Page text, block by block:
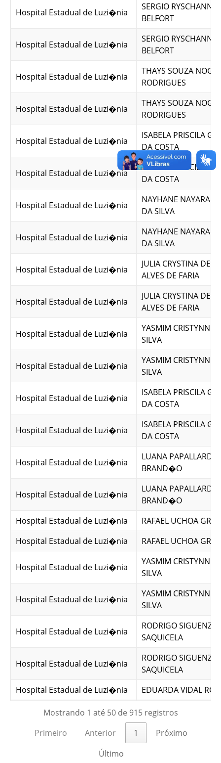
Hospital Estadual de Luzi�nia
SERGIO RYSCHANNK
BELFORT
Hospital Estadual de Luzi�nia
SERGIO RYSCHANNK
BELFORT
Hospital Estadual de Luzi�nia
THAYS SOUZA
RODRIGUES
Hospital Estadual de Luzi�nia
THAYS SOUZA
RODRIGUES
Hospital Estadual de Luzi�nia
ISABELA PRISCILA
DA COSTA
Hospital Estadual de Luzi�nia
ISABELA PRISCILA
DA COSTA
Hospital Estadual de Luzi�nia
NAYHANE NAYARA
DA SILVA
Hospital Estadual de Luzi�nia
NAYHANE NAYARA
DA SILVA
Hospital Estadual de Luzi�nia
JULIA CRYSTINA DE
ALVES DE FARIA
Hospital Estadual de Luzi�nia
JULIA CRYSTINA DE
ALVES DE FARIA
Hospital Estadual de Luzi�nia
YASMIM CRISTYNNE
SILVA
Hospital Estadual de Luzi�nia
YASMIM CRISTYNNE
SILVA
Hospital Estadual de Luzi�nia
ISABELA PRISCILA
DA COSTA
Hospital Estadual de Luzi�nia
ISABELA PRISCILA
DA COSTA
Hospital Estadual de Luzi�nia
LUANA PAPALLARDO
BRAND�O
Hospital Estadual de Luzi�nia
LUANA PAPALLARDO
BRAND�O
Hospital Estadual de Luzi�nia
RAFAEL UCHOA
Hospital Estadual de Luzi�nia
RAFAEL UCHOA
Hospital Estadual de Luzi�nia
YASMIM CRISTYNNE
SILVA
Hospital Estadual de Luzi�nia
YASMIM CRISTYNNE
SILVA
Hospital Estadual de Luzi�nia
RODRIGO SIGUENZA
SAQUICELA
Hospital Estadual de Luzi�nia
RODRIGO SIGUENZA
SAQUICELA
Hospital Estadual de Luzi�nia
EDUARDA VIDAL
Mostrando 1 até 50 de 915 registros
Primeiro
Anterior 1
Próximo
Último